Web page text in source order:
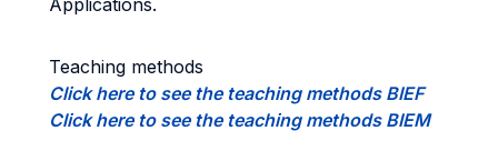
Applications.
Teaching methods
Click here to see the teaching methods BIEF
Click here to see the teaching methods BIEM